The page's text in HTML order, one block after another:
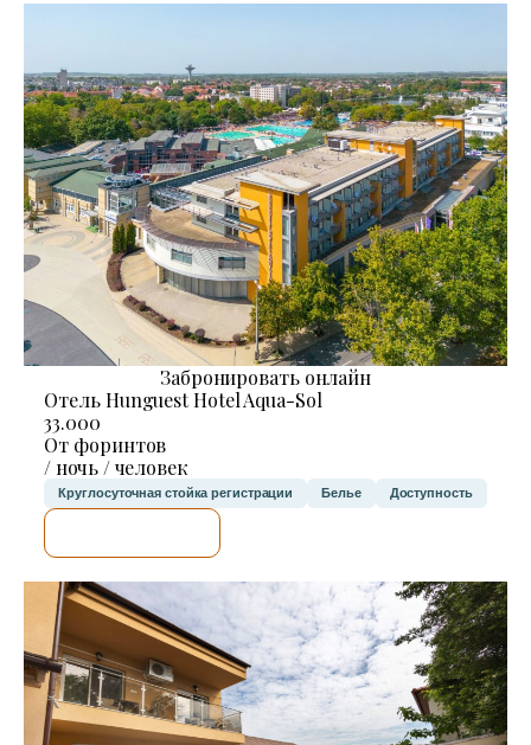
Забронировать онлайн
Отель Hunguest Hotel Aqua-Sol
33.000
От форинтов
/ ночь / человек
Круглосуточная стойка регистрации Белье Доступность